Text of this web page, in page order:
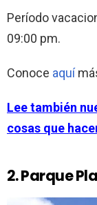
Período
09:00 pm.
Conoce aquí
Lee también
cosas que
2. Parque